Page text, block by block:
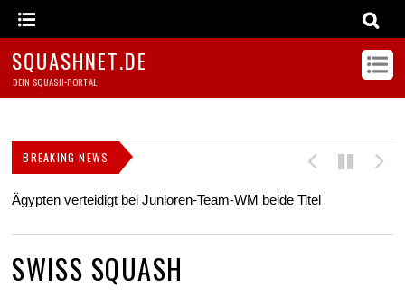
SQUASHNET.DE
DEIN SQUASH-PORTAL
BREAKING NEWS
Ägypten verteidigt bei Junioren-Team-WM beide Titel
SWISS SQUASH